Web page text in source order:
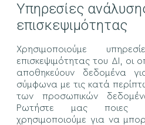
Υπηρεσίες
επισκεψιμότητας
Χρησιμοποιούμε
επισκεψιμότητας του ΔΙ, οι
αποθηκεύουν δεδομένα
σύμφωνα με τις κατά
των προσωπικών
Ρωτήστε μας ποιες
χρησιμοποιούμε για να